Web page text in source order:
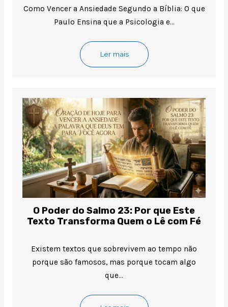
Como Vencer a Ansiedade Segundo a Bíblia: O que
Paulo Ensina que a Psicologia e…
Ler mais
O Poder do Salmo 23: Por que Este
Texto Transforma Quem o Lê com Fé
Existem textos que sobrevivem ao tempo não
porque são famosos, mas porque tocam algo
que…